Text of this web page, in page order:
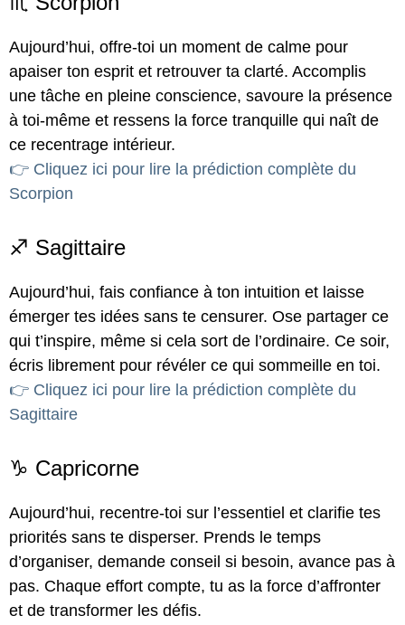
Aujourd’hui, offre-toi un moment de calme pour
apaiser ton esprit et retrouver ta clarté. Accomplis
une tâche en pleine conscience, savoure la présence
à toi-même et ressens la force tranquille qui naît de
ce recentrage intérieur.
👉 Cliquez ici pour lire la prédiction complète du
Scorpion
♐ Sagittaire
Aujourd’hui, fais confiance à ton intuition et laisse
émerger tes idées sans te censurer. Ose partager ce
qui t’inspire, même si cela sort de l’ordinaire. Ce soir,
écris librement pour révéler ce qui sommeille en toi.
👉 Cliquez ici pour lire la prédiction complète du
Sagittaire
♑ Capricorne
Aujourd’hui, recentre-toi sur l’essentiel et clarifie tes
priorités sans te disperser. Prends le temps
d’organiser, demande conseil si besoin, avance pas à
pas. Chaque effort compte, tu as la force d’affronter
et de transformer les défis.